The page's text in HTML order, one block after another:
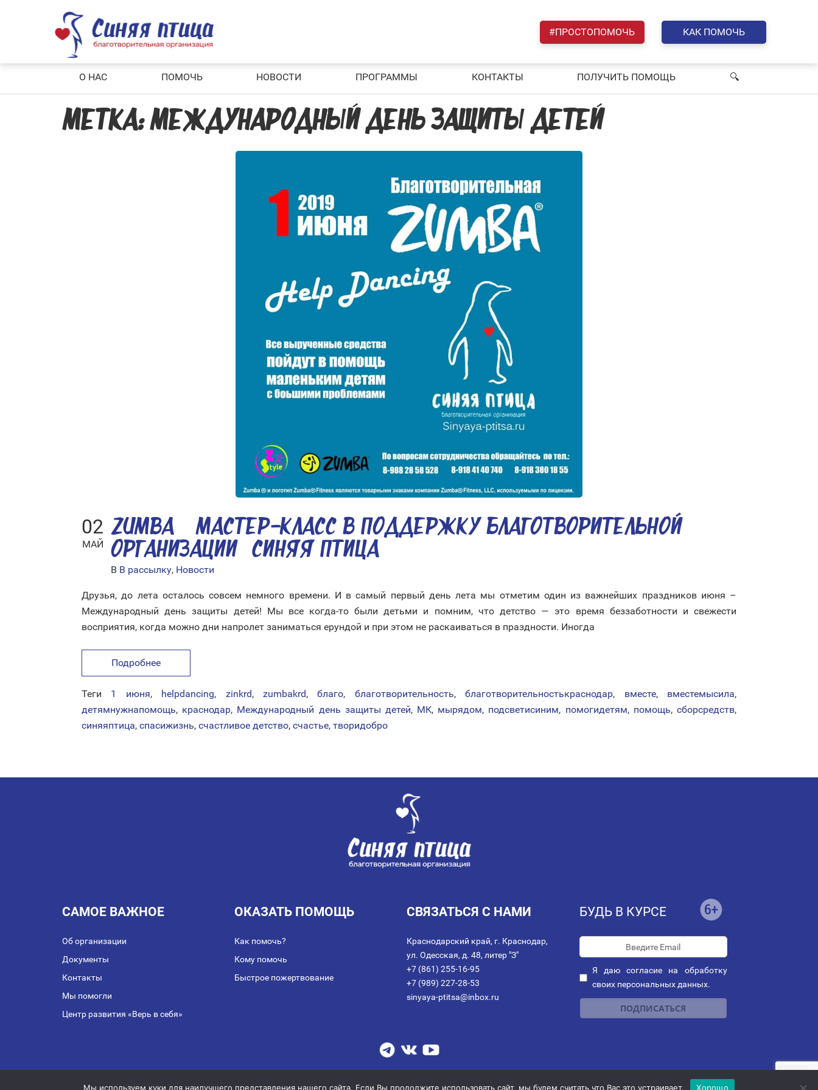
#ПРОСТОПОМОЧЬ КАК ПОМОЧЬ
О НАС ПОМОЧЬ НОВОСТИ ПРОГРАММЫ КОНТАКТЫ ПОЛУЧИТЬ ПОМОЩЬ 🔍︎
МЕТКА: МЕЖДУНАРОДНЫЙ ДЕНЬ ЗАЩИТЫ ДЕТЕЙ
02
МАЙ
ZUMBA® МАСТЕР-КЛАСС В ПОДДЕРЖКУ БЛАГОТВОРИТЕЛЬНОЙ
ОРГАНИЗАЦИИ «СИНЯЯ ПТИЦА»
В В рассылку, Новости
Друзья, до лета осталось совсем немного времени. И в самый первый день лета мы отметим один из важнейших праздников июня –
Международный день защиты детей! Мы все когда-то были детьми и помним, что детство — это время беззаботности и свежести
восприятия, когда можно дни напролет заниматься ерундой и при этом не раскаиваться в праздности. Иногда
Подробнее
Теги 1 июня, helpdancing, zinkrd,zumbakrd,благо, благотворительность,благотворительностькраснодар, вместе, вместемысила,
детямнужнапомощь, краснодар, Международный день защиты детей, МК, мырядом, подсветисиним, помогидетям, помощь,сборсредств,
синяяптица, спасижизнь, счастливое детство, счастье, творидобро
САМОЕ ВАЖНОЕ
Об организации
Документы
Контакты
Мы помогли
Центр развития «Верь в себя»
ОКАЗАТЬ ПОМОЩЬ
Как помочь?
Кому помочь
Быстрое пожертвование
СВЯЗАТЬСЯ С НАМИ
Краснодарский край, г. Краснодар,
ул. Одесская, д. 48, литер "З"
+7 (861) 255-16-95
+7 (989) 227-28-53
sinyaya-ptitsa@inbox.ru
БУДЬ В КУРСЕ
Я даюсогласие на обработку
своих персональных данных.
© 2014-2026 АНО благотворительных и социальных программ "СИНЯЯ ПТИЦА"
Мы используем куки для наилучшего представления нашего сайта. Если Вы продолжите использовать сайт, мы будем считать что Вас это устраивает. Хорошо